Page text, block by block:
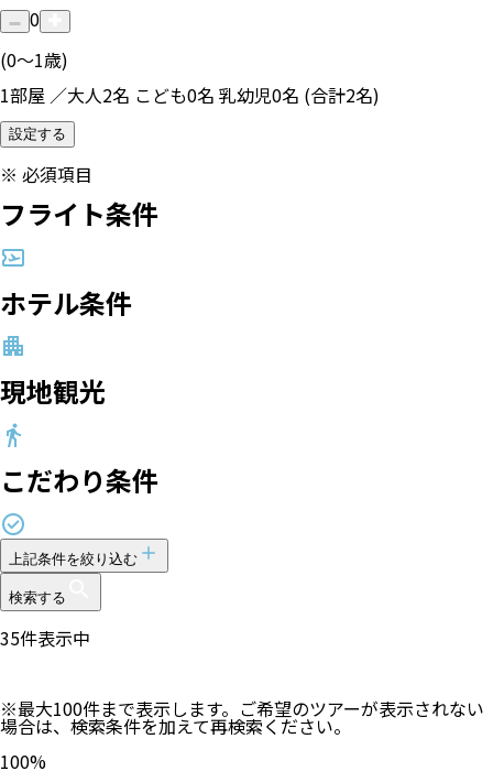
0
(0〜1歳)
1部屋 ／大人2名 こども0名 乳幼児0名 (合計2名)
設定する
※ 必須項目
フライト条件
ホテル条件
現地観光
こだわり条件
上記条件を絞り込む
検索する
35件表示中
※最大100件まで表示します。ご希望のツアーが表示されない
場合は、検索条件を加えて再検索ください。
100%